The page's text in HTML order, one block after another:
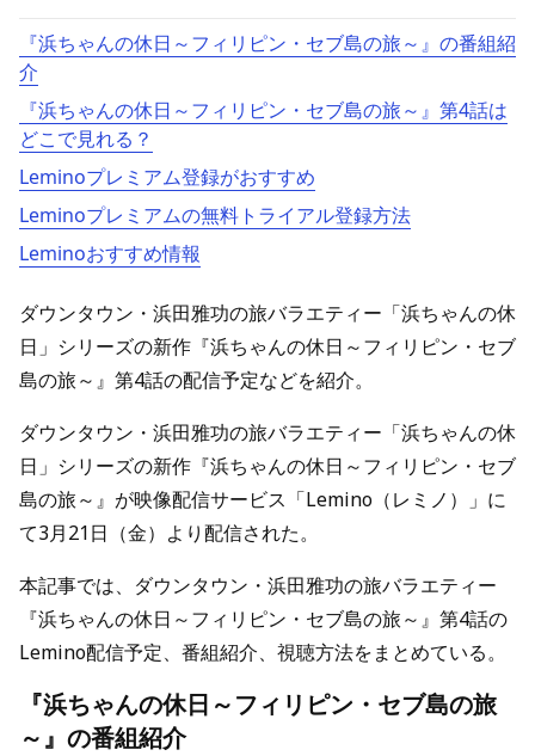
『浜ちゃんの休日～フィリピン・セブ島の旅～』の番組紹
介
『浜ちゃんの休日～フィリピン・セブ島の旅～』第4話は
どこで見れる？
Leminoプレミアム登録がおすすめ
Leminoプレミアムの無料トライアル登録方法
Leminoおすすめ情報
ダウンタウン・浜田雅功の旅バラエティー「浜ちゃんの休
日」シリーズの新作『浜ちゃんの休日～フィリピン・セブ
島の旅～』第4話の配信予定などを紹介。
ダウンタウン・浜田雅功の旅バラエティー「浜ちゃんの休
日」シリーズの新作『浜ちゃんの休日～フィリピン・セブ
島の旅～』が映像配信サービス「Lemino（レミノ）」に
て3月21日（金）より配信された。
本記事では、ダウンタウン・浜田雅功の旅バラエティー
『浜ちゃんの休日～フィリピン・セブ島の旅～』第4話の
Lemino配信予定、番組紹介、視聴方法をまとめている。
『浜ちゃんの休日～フィリピン・セブ島の旅
～』の番組紹介